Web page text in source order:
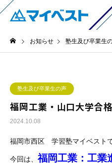
お知らせ 塾生及び卒業生
塾生及び卒業生の声
福岡工業・山口大学合
2024.10.08
福岡市西区 学習塾マイベストで
今回は、福岡工業：工業